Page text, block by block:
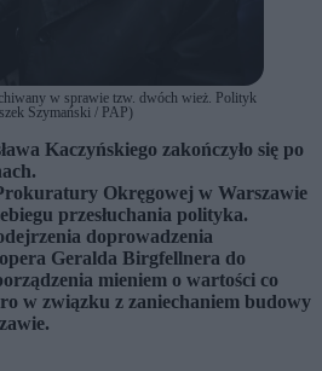
w sprawie tzw. dwóch wież. Polityk
Szymański / PAP)
Kaczyńskiego zakończyło się po
Okręgowej w Warszawie
przesłuchania polityka.
doprowadzenia
Geralda Birgfellnera do
mieniem o wartości co
w związku z zaniechaniem budowy